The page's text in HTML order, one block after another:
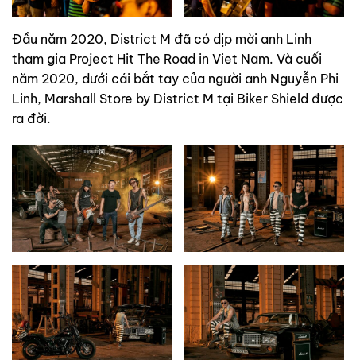
Đầu năm 2020, District M đã có dịp mời anh Linh
tham gia Project Hit The Road in Viet Nam. Và cuối
năm 2020, dưới cái bắt tay của người anh Nguyễn Phi
Linh, Marshall Store by District M tại Biker Shield được
ra đời.